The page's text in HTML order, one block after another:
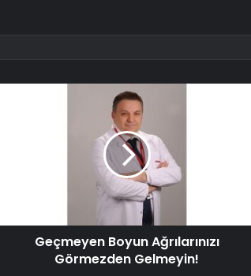
Geçmeyen Boyun Ağrılarınızı
Görmezden Gelmeyin!